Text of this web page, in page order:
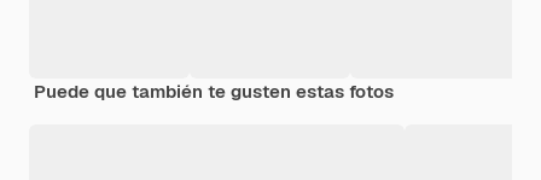
Puede que también te gusten estas fotos